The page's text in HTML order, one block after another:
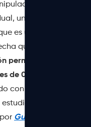
proviene
un material de
es una
que es
permisible de OSHA
de 0,03 mg/m³
con base en
con
Guía de